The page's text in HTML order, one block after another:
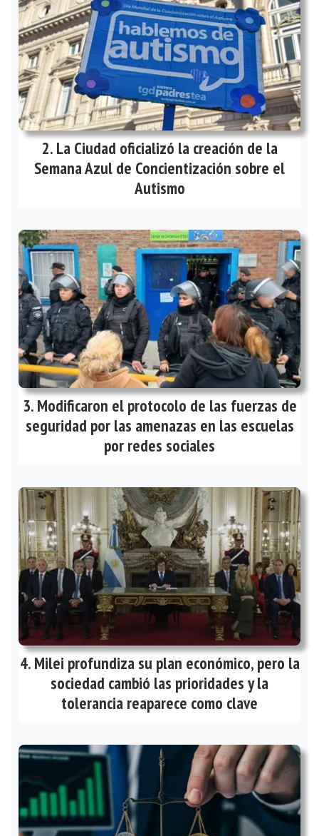
La Ciudad oficializó la creación de la
Semana Azul de Concientización sobre el
Autismo
Modificaron el protocolo de las fuerzas de
seguridad por las amenazas en las escuelas
por redes sociales
Milei profundiza su plan económico, pero la
sociedad cambió las prioridades y la
tolerancia reaparece como clave